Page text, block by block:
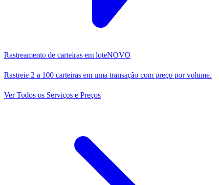
Rastreamento de carteiras em loteNOVO
Rastreie 2 a 100 carteiras em uma transação com preço por volume.
Ver Todos os Serviços e Preços